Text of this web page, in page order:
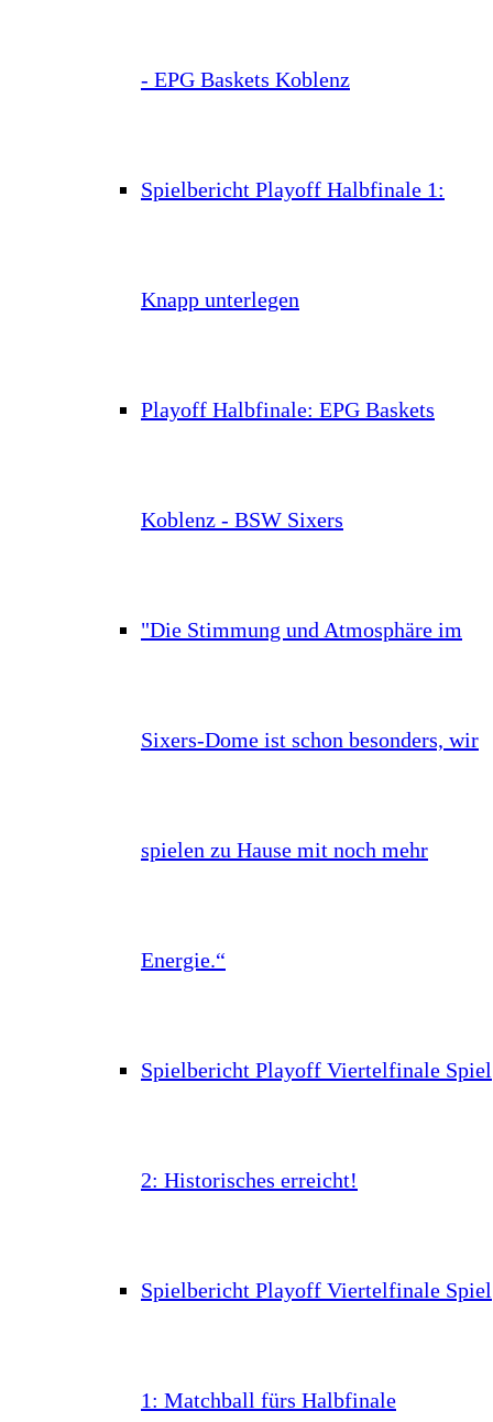
- EPG Baskets Koblenz
Spielbericht Playoff Halbfinale 1:
Knapp unterlegen
Playoff Halbfinale: EPG Baskets
Koblenz - BSW Sixers
"Die Stimmung und Atmosphäre im
Sixers-Dome ist schon besonders, wir
spielen zu Hause mit noch mehr
Energie.“
Spielbericht Playoff Viertelfinale Spiel
2: Historisches erreicht!
Spielbericht Playoff Viertelfinale Spiel
1: Matchball fürs Halbfinale